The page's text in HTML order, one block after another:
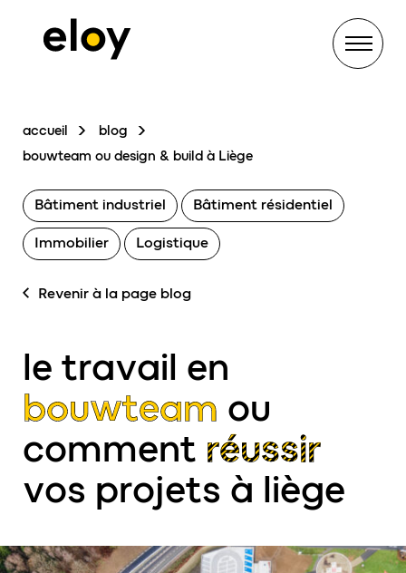
Menu
accueil
blog
bouwteam ou design & build à Liège
Bâtiment industriel Bâtiment résidentiel
Immobilier Logistique
Revenir à la page blog
le travail en
bouwteam ou
comment réussir
vos projets à liège